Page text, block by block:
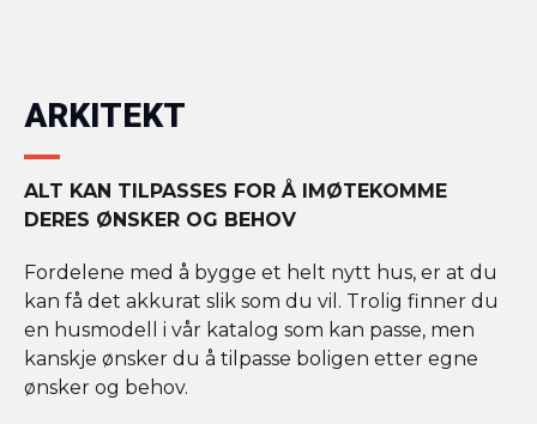
ARKITEKT
ALT KAN TILPASSES FOR Å IMØTEKOMME
DERES ØNSKER OG BEHOV
Fordelene med å bygge et helt nytt hus, er at du
kan få det akkurat slik som du vil. Trolig finner du
en husmodell i vår katalog som kan passe, men
kanskje ønsker du å tilpasse boligen etter egne
ønsker og behov.